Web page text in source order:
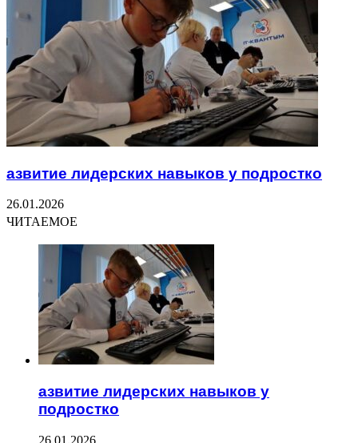
азвитие лидерских навыков у подростко
26.01.2026
ЧИТАЕМОЕ
азвитие лидерских навыков у
подростко
26.01.2026